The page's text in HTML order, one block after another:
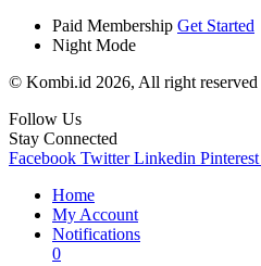
Paid Membership Get Started
Night Mode
© Kombi.id 2026, All right reserved
Follow Us
Stay Connected
Facebook Twitter Linkedin Pinterest
Home
My Account
Notifications
0